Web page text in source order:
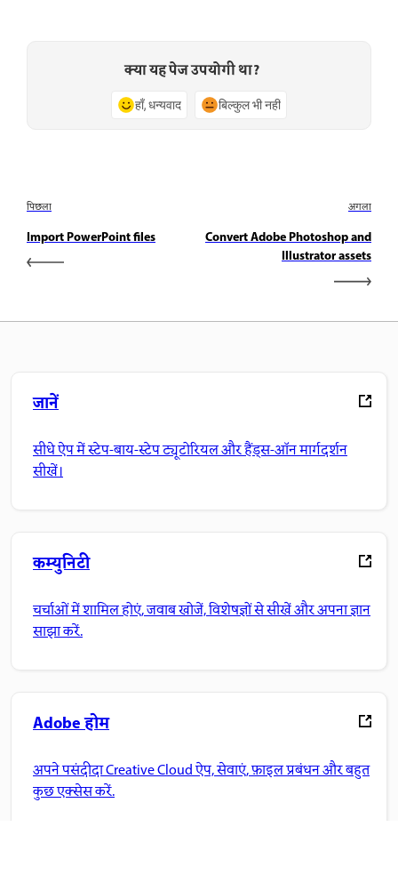
क्या यह पेज उपयोगी था?
हाँ, धन्यवाद बिल्कुल भी नहीं
पिछला
Import PowerPoint files
अगला
Convert Adobe Photoshop and
Illustrator assets
जानें
सीधे ऐप में स्टेप-बाय-स्टेप ट्यूटोरियल और हैंड्स-ऑन मार्गदर्शन
सीखें।
कम्युनिटी
चर्चाओं में शामिल होएं, जवाब खोजें, विशेषज्ञों से सीखें और अपना ज्ञान
साझा करें.
Adobe होम
अपने पसंदीदा Creative Cloud ऐप, सेवाएं, फ़ाइल प्रबंधन और बहुत
कुछ एक्सेस करें.